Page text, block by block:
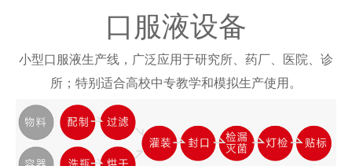
仿真软件
口服液设备
小型口服液生产线，广泛应用于研究所、药厂、医院、诊
所；特别适合高校中专教学和模拟生产使用。